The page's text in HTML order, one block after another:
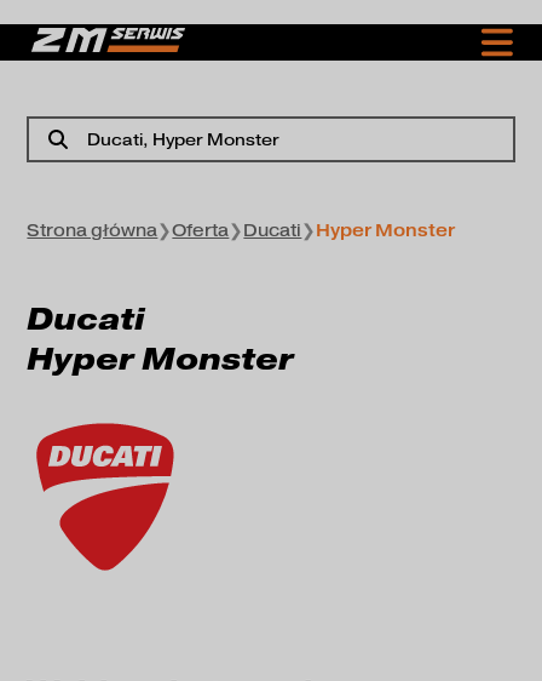
Ducati, Hyper Monster
Strona główna❯Oferta❯Ducati❯Hyper Monster
Ducati
Hyper Monster